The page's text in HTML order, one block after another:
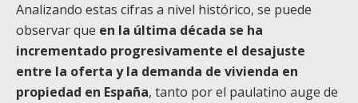
Analizando estas cifras a nivel histórico, se puede
observar que en la última década se ha
incrementado progresivamente el desajuste
entre la oferta y la demanda de vivienda en
propiedad en España, tanto por el paulatino auge de